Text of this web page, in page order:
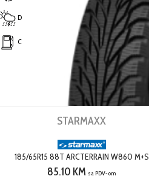
D
C
STARMAXX
185/65R15 88T ARCTERRAIN W860 M+S
85.10 KM sa PDV-om